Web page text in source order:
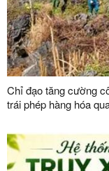
Chỉ đạo tăng cường
trái phép hàng hóa